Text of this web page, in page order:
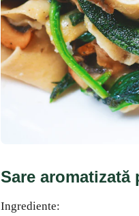
Sare
Ingrediente: